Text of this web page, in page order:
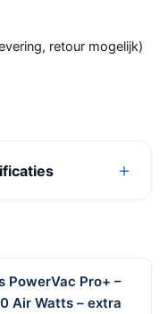
retour mogelijk)
PowerVac Pro+ –
Air Watts – extra